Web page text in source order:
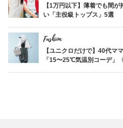
【1万円以下】薄着でも間
い「主役級トップス」5選
Fashion
【ユニクロだけで】40代マ
「15〜25℃気温別コーデ」